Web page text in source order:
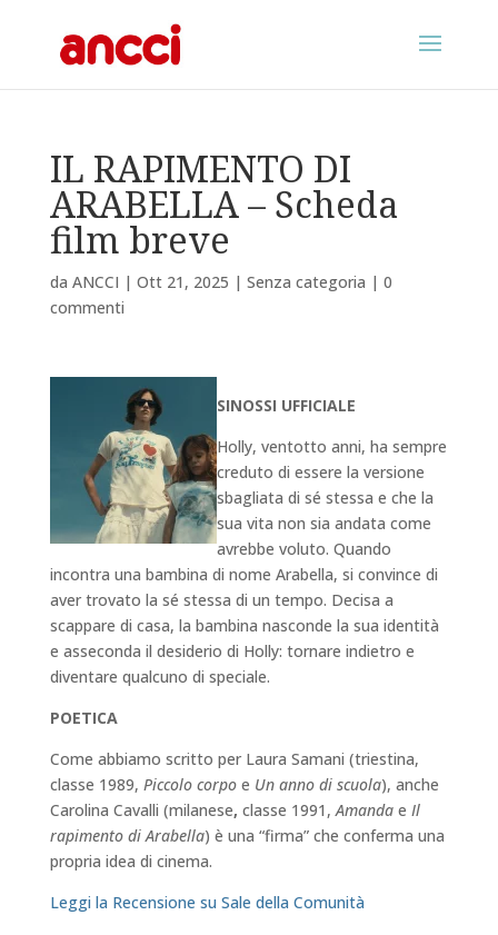
IL RAPIMENTO DI
ARABELLA – Scheda
film breve
da ANCCI | Ott 21, 2025 | Senza categoria | 0
commenti
SINOSSI UFFICIALE
Holly, ventotto anni, ha sempre
creduto di essere la versione
sbagliata di sé stessa e che la
sua vita non sia andata come
avrebbe voluto. Quando
incontra una bambina di nome Arabella, si convince di
aver trovato la sé stessa di un tempo. Decisa a
scappare di casa, la bambina nasconde la sua identità
e asseconda il desiderio di Holly: tornare indietro e
diventare qualcuno di speciale.
POETICA
Come abbiamo scritto per Laura Samani (triestina,
classe 1989, Piccolo corpoe Un anno di scuola), anche
Carolina Cavalli (milanese, classe 1991,Amandae Il
rapimento di Arabella) è una “firma” che conferma una
propria idea di cinema.
Leggi la Recensione su Sale della Comunità